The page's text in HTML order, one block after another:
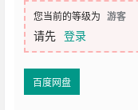
您当前的等级为 游客
请先 登录
百度网盘